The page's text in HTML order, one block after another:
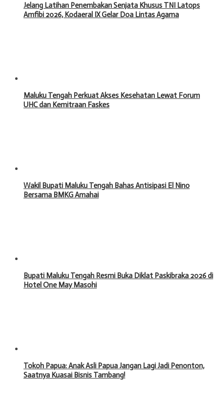
Jelang Latihan Penembakan Senjata Khusus TNI Latops
Amfibi 2026, Kodaeral IX Gelar Doa Lintas Agama
Maluku Tengah Perkuat Akses Kesehatan Lewat Forum
UHC dan Kemitraan Faskes
Wakil Bupati Maluku Tengah Bahas Antisipasi El Nino
Bersama BMKG Amahai
Bupati Maluku Tengah Resmi Buka Diklat Paskibraka 2026 di
Hotel One May Masohi
Tokoh Papua: Anak Asli Papua Jangan Lagi Jadi Penonton,
Saatnya Kuasai Bisnis Tambang!